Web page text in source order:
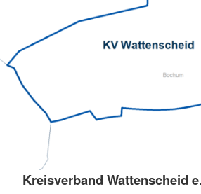
Kreisverband Wattenscheid